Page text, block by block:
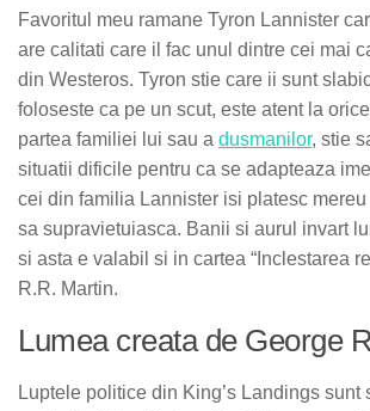
Favoritul meu ramane Tyron Lannister
are calitati care il fac unul dintre cei mai
din Westeros. Tyron stie care ii sunt
foloseste ca pe un scut, este atent la
partea familiei lui sau a dusmanilor, stie
situatii dificile pentru ca se adapteaza
cei din familia Lannister isi platesc
sa supravietuiasca. Banii si aurul invart
si asta e valabil si in cartea “Inclestarea
R.R. Martin.
Lumea creata de George
Luptele politice din King’s Landings sunt